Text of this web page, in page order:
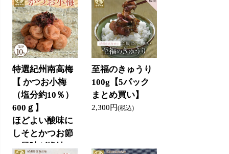
べやすい梅干し
2,040円(税込)
3,400円 (税込)
特選紀州南高梅
【 かつお小梅
（塩分約10％）
600ｇ】
ほどよい酸味に
しそとかつお節
の風味が絶妙
至福のきゅうり
100g【5パック
まとめ買い】
2,300円(税込)